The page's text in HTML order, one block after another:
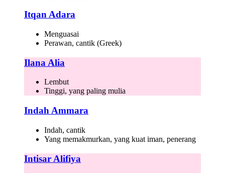
Itqan Adara
Menguasai
Perawan, cantik (Greek)
Ilana Alia
Lembut
Tinggi, yang paling mulia
Indah Ammara
Indah, cantik
Yang memakmurkan, yang kuat iman, penerang
Intisar Alifiya